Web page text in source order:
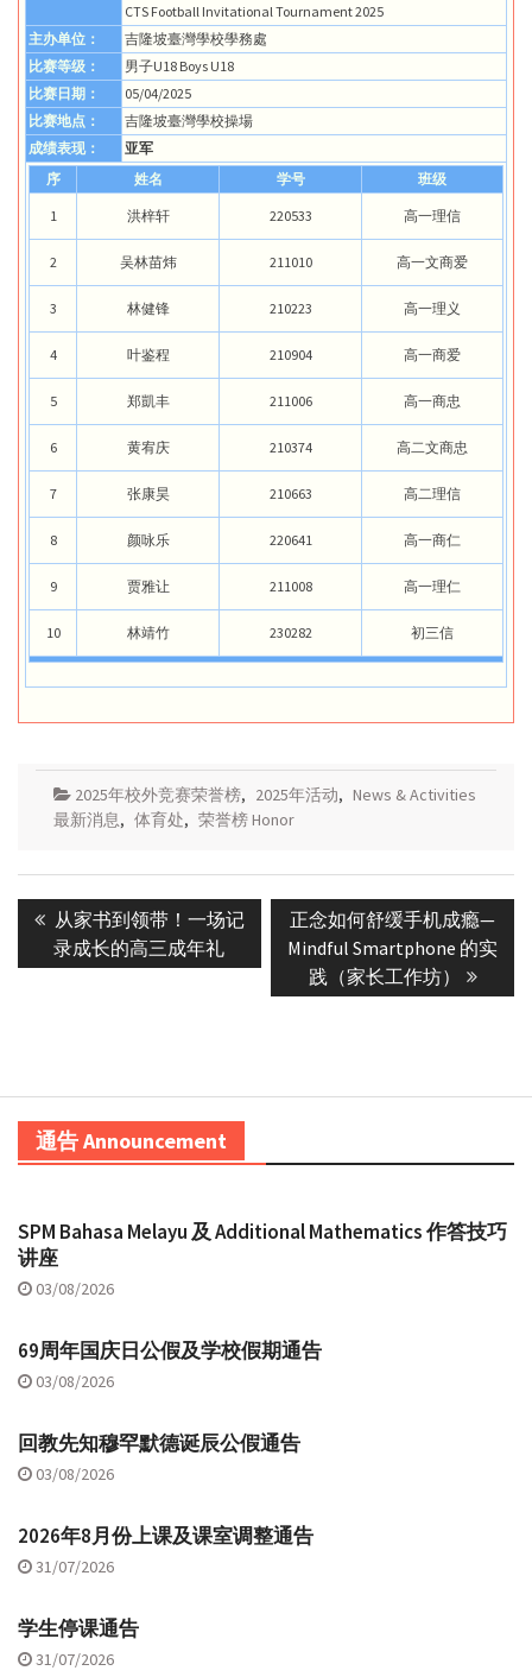
CTS Football Invitational Tournament 2025
主办单位：
吉隆坡臺灣學校學務處
比赛等级：
男子U18 Boys U18
比赛日期：
05/04/2025
比赛地点：
吉隆坡臺灣學校操場
成绩表现：
亚军
序
姓名 学号 班级
1 洪梓轩 220533 高一理信
2 吴林苗炜 211010 高一文商爱
3 林健锋 210223 高一理义
4 叶鉴程 210904 高一商爱
5 郑凱丰 211006 高一商忠
6 黄宥庆 210374 高二文商忠
7 张康昊 210663 高二理信
8 颜咏乐 220641 高一商仁
9 贾雅让 211008 高一理仁
10 林靖竹 230282 初三信
2025年校外竞赛荣誉榜, 2025年活动, News & Activities
最新消息, 体育处, 荣誉榜 Honor
navigation
Previous
post:
从家书到领带！一场记
录成长的高三成年礼
Next
post:
正念如何舒缓手机成瘾—
Mindful Smartphone 的实
践（家长工作坊）
通告 Announcement
SPM Bahasa Melayu 及 Additional Mathematics 作答技巧
讲座
03/08/2026
69周年国庆日公假及学校假期通告
03/08/2026
回教先知穆罕默德诞辰公假通告
03/08/2026
2026年8月份上课及课室调整通告
31/07/2026
学生停课通告
31/07/2026